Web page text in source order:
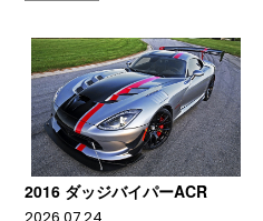
2016 ダッジバイパーACR